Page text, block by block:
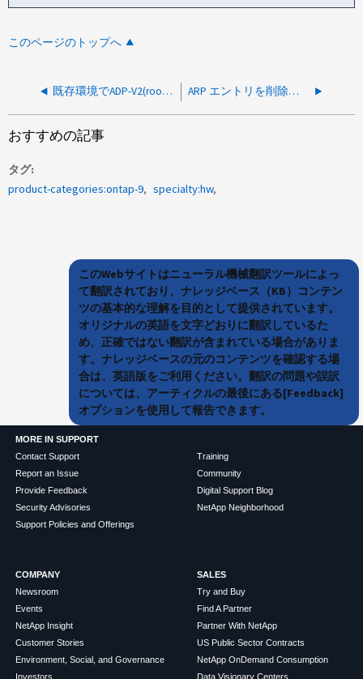
このページのトップへ
既存環境でADP-V2(root-data-data)からADP-V1(root-data)に変更することは可能でしょうか？ ARP エントリを削除できますか。
おすすめの記事
タグ
product-categories:ontap-9
specialty:hw
このWebサイトはニューラル機械翻訳ツールによっ
て翻訳されており、ナレッジベース（KB）コンテン
ツの基本的な理解を目的として提供されています。
オリジナルの英語を文字どおりに翻訳しているた
め、正確ではない翻訳が含まれている場合がありま
す。ナレッジベースの元のコンテンツを確認する場
合は、英語版をご利用ください。翻訳の問題や誤訳
については、アーティクルの最後にある[Feedback]
オプションを使用して報告できます。
MORE IN SUPPORT
Contact Support
Report an Issue
Provide Feedback
Security Advisories
Support Policies and Offerings
Training
Community
Digital Support Blog
NetApp Neighborhood
COMPANY
Newsroom
Events
NetApp Insight
Customer Stories
Environment, Social, and Governance
Investors
SALES
Try and Buy
Find A Partner
Partner With NetApp
US Public Sector Contracts
NetApp OnDemand Consumption
Data Visionary Centers